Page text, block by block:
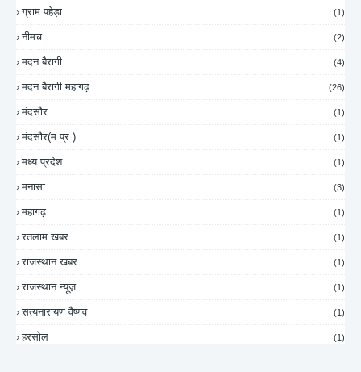
ग्राम पहेड़ा (1)
नीमच (2)
मदन बैरागी (4)
मदन बैरागी महागढ़ (26)
मंदसौर (1)
मंदसौर(म.प्र.) (1)
मध्य प्रदेश (1)
मनासा (3)
महागढ़ (1)
रतलाम खबर (1)
राजस्थान खबर (1)
राजस्थान न्यूज़ (1)
सत्यनारायण वैष्णव (1)
हरसोल (1)